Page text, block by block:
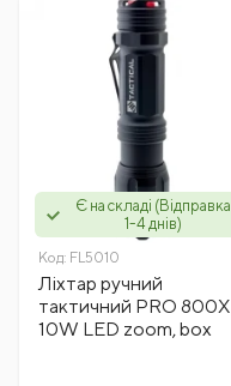
Є на складі (Відправка
1-4 днів)
Код: FL5010
Ліхтар ручний
тактичний PRO 800X
10W LED zoom, box